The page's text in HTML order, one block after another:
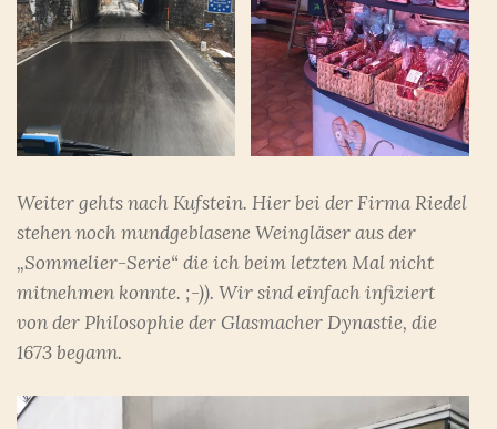
Weiter gehts nach Kufstein. Hier bei der Firma Riedel
stehen noch mundgeblasene Weingläser aus der
„Sommelier-Serie“ die ich beim letzten Mal nicht
mitnehmen konnte. ;-)). Wir sind einfach infiziert
von der Philosophie der Glasmacher Dynastie, die
1673 begann.